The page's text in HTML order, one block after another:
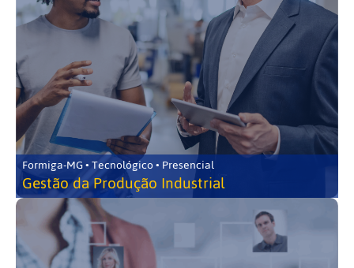
Formiga-MG • Tecnológico • Presencial
Gestão da Produção Industrial